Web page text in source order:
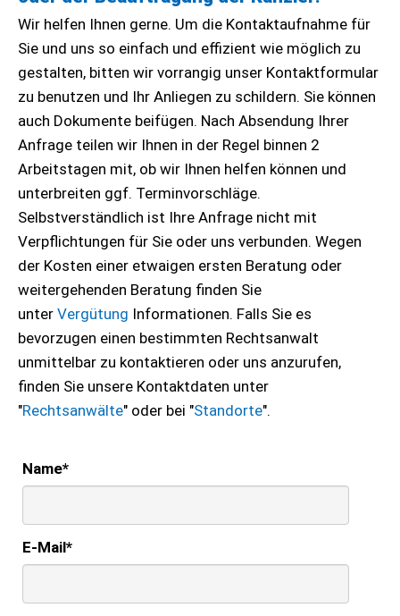
Wir helfen Ihnen gerne. Um die Kontaktaufnahme für
Sie und uns so einfach und effizient wie möglich zu
gestalten, bitten wir vorrangig unser Kontaktformular
zu benutzen und Ihr Anliegen zu schildern. Sie können
auch Dokumente beifügen. Nach Absendung Ihrer
Anfrage teilen wir Ihnen in der Regel binnen 2
Arbeitstagen mit, ob wir Ihnen helfen können und
unterbreiten ggf. Terminvorschläge.
Selbstverständlich ist Ihre Anfrage nicht mit
Verpflichtungen für Sie oder uns verbunden. Wegen
der Kosten einer etwaigen ersten Beratung oder
weitergehenden Beratung finden Sie
unter Vergütung Informationen. Falls Sie es
bevorzugen einen bestimmten Rechtsanwalt
unmittelbar zu kontaktieren oder uns anzurufen,
finden Sie unsere Kontaktdaten unter
"Rechtsanwälte" oder bei "Standorte".
Name*
E-Mail*